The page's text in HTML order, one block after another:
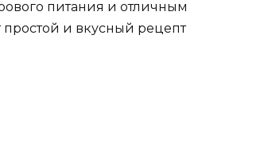
питания и отличным
и вкусный рецепт